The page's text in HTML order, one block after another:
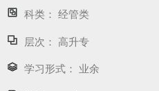
科类： 经管类
层次： 高升专
学习形式： 业余